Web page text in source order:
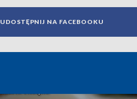
UDOSTĘPNIJ NA FACEBOOKU